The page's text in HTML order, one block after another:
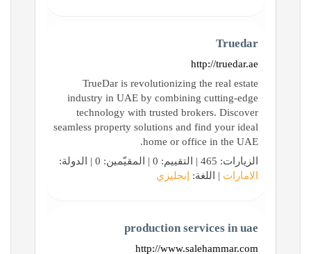
Truedar
http://truedar.ae
TrueDar is revolutionizing the real estate
industry in UAE by combining cutting-edge
technology with trusted brokers. Discover
seamless property solutions and find your ideal
home or office in the UAE.
الزيارات: 465 | التقييم: 0 | المقيّمين: 0 | الدولة:
الامارات | اللغة: إنجليزي
production services in uae
http://www.salehammar.com